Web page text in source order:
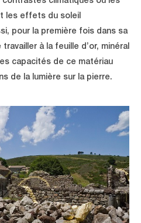
les effets du soleil
pour la première fois dans sa
à la feuille d’or, minéral
capacités de ce matériau
de la lumière sur la pierre.